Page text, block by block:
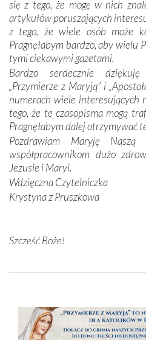
odstępstw, także w życiu
wymiarze tak osobistym, jak i
konieczności ciągłego
Opatrzności. Wierność
przynajmniej w życiu
nieszczęściem i śmiercią.
przychodziły na myśl,
przewodników o
zwycięskich bitwach i
kochanków.
Byli tym razem pośród
każdego spośród żyjących
liczył sobie 13 lat, zaś
Całe życie marzyłem, by tu
Nasza pielgrzymka nie byłaby
Oprócz zapewnienia nam
pięknych pieśni.
Każdy z nas przywiózł
się z tego, że mogę w nich
artykułów poruszających
z tego, że wiele osób może
Pragnęłabym bardzo, aby wielu
tymi ciekawymi gazetami.
Bardzo serdecznie
„Przymierze z Maryją” i
numerach wiele interesujących
tego, że te czasopisma mogą
Pragnęłabym dalej otrzymywać
Pozdrawiam Maryję
współpracownikom dużo
Jezusie i Maryi.
Wdzięczna Czytelniczka
Krystyna z Pruszkowa
Szczęść Boże!
to pismo, które bardzo sobie
nas prowadzi!
Barbara